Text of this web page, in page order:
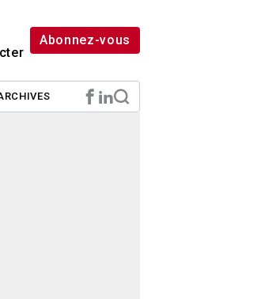
Abonnez-vous